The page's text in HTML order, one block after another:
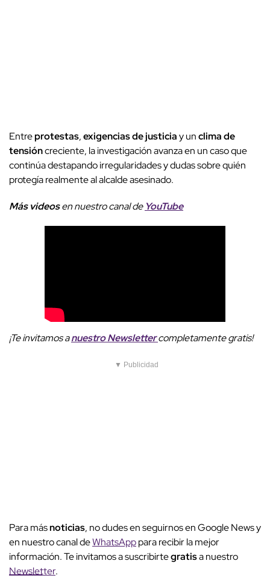
Entreprotestas,exigencias de justiciay unclima de
tensióncreciente, la investigación avanza en un caso que
continúa destapando irregularidades y dudas sobre quién
protegía realmente al alcalde asesinado.
Más videosen nuestro canal de YouTube
¡Te invitamos anuestro Newslettercompletamente gratis!
▼ Publicidad
Para másnoticias, no dudes en seguirnos en Google News y
en nuestro canal deWhatsApppara recibir la mejor
información. Te invitamos a suscribirtegratisa nuestro
Newsletter.